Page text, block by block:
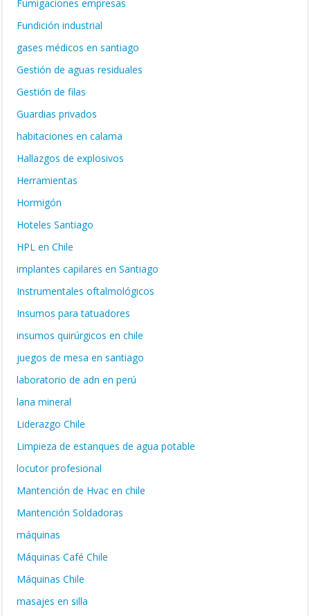
Fumigaciones empresas
Fundición industrial
gases médicos en santiago
Gestión de aguas residuales
Gestión de filas
Guardias privados
habitaciones en calama
Hallazgos de explosivos
Herramientas
Hormigón
Hoteles Santiago
HPL en Chile
implantes capilares en Santiago
Instrumentales oftalmológicos
Insumos para tatuadores
insumos quirúrgicos en chile
juegos de mesa en santiago
laboratorio de adn en perú
lana mineral
Liderazgo Chile
Limpieza de estanques de agua potable
locutor profesional
Mantención de Hvac en chile
Mantención Soldadoras
máquinas
Máquinas Café Chile
Máquinas Chile
masajes en silla